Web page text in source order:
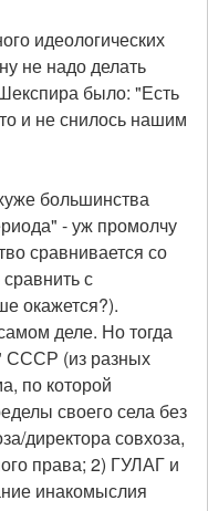
идеологических
не надо делать
было: "Есть
и не снилось нашим
большинства
- уж промолчу
сравнивается со
с
окажется?).
деле. Но тогда
СССР (из разных
по которой
своего села без
директора совхоза,
права; 2) ГУЛАГ и
инакомыслия